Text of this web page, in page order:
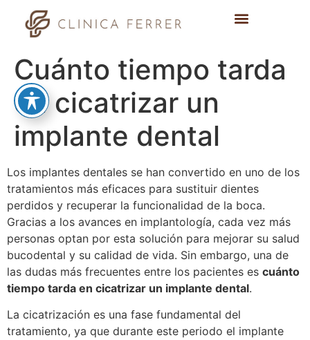
Cuánto tiempo tarda
en cicatrizar un
implante dental
Los implantes dentales se han convertido en uno de los
tratamientos más eficaces para sustituir dientes
perdidos y recuperar la funcionalidad de la boca.
Gracias a los avances en implantología, cada vez más
personas optan por esta solución para mejorar su salud
bucodental y su calidad de vida. Sin embargo, una de
las dudas más frecuentes entre los pacientes es cuánto
tiempo tarda en cicatrizar un implante dental.
La cicatrización es una fase fundamental del
tratamiento, ya que durante este periodo el implante